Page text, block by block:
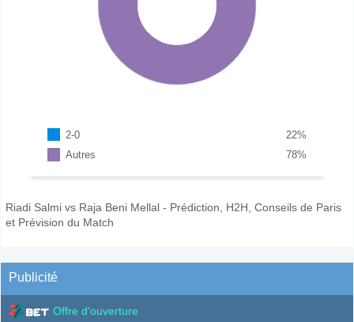
2-0 %
22
Autres
%
78
Riadi Salmi vs Raja Beni Mellal - Prédiction, H2H, Conseils de Paris
et Prévision du Match
Publicité
Offre d'ouverture